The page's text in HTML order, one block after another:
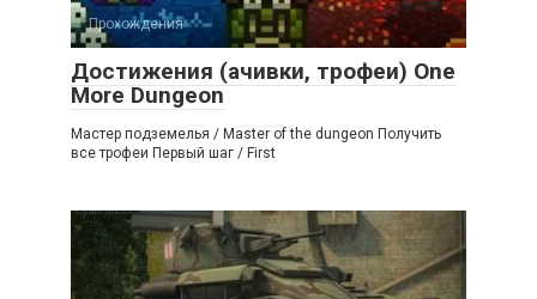
Прохождения
Достижения (ачивки, трофеи) One
More Dungeon
Мастер подземелья / Master of the dungeon Получить
все трофеи Первый шаг / First